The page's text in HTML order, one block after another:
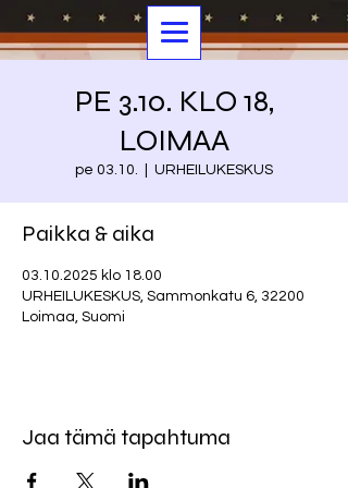
PE 3.10. KLO 18,
LOIMAA
pe 03.10. URHEILUKESKUS
Paikka & aika
03.10.2025 klo 18.00
URHEILUKESKUS, Sammonkatu 6, 32200
Loimaa, Suomi
Jaa tämä tapahtuma